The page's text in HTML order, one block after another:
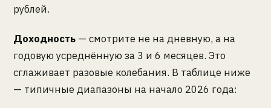
рублей.
Доходность — смотрите не на дневную, а на
годовую усреднённую за 3 и 6 месяцев. Это
сглаживает разовые колебания. В таблице ниже
— типичные диапазоны на начало 2026 года: